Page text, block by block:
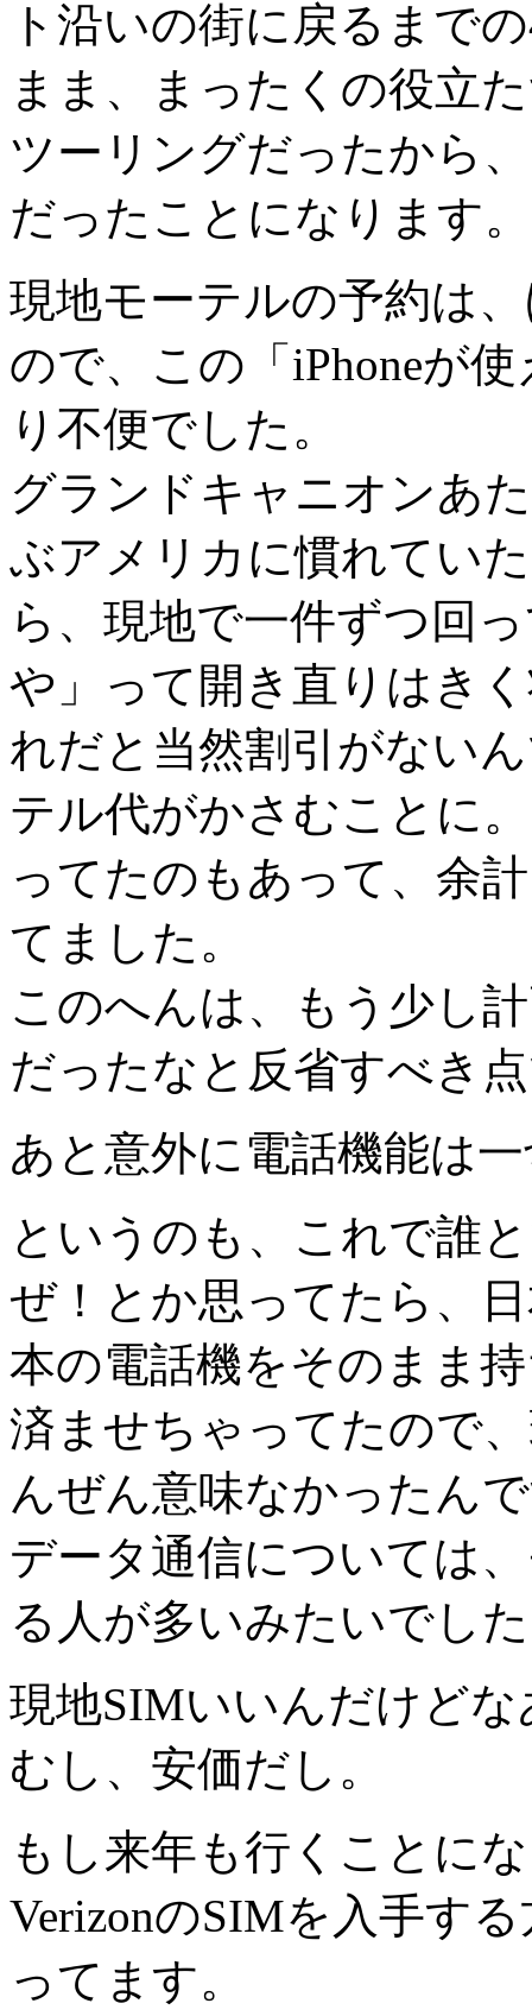
ト沿いの街に戻るまで
まま、まったくの役立
ツーリングだったから
だったことになります
現地モーテルの予約は
ので、この「iPhoneが
り不便でした。
グランドキャニオンあ
ぶアメリカに慣れてい
ら、現地で一件ずつ回
や」って開き直りはき
れだと当然割引がない
テル代がかさむことに
ってたのもあって、余
てました。
このへんは、もう少し
だったなと反省すべき
あと意外に電話機能は
というのも、これで誰
ぜ！とか思ってたら、
本の電話機をそのまま
済ませちゃってたので
んぜん意味なかったん
データ通信については
る人が多いみたいでし
現地SIMいいんだけどな
むし、安価だし。
もし来年も行くことに
VerizonのSIMを入手す
ってます。